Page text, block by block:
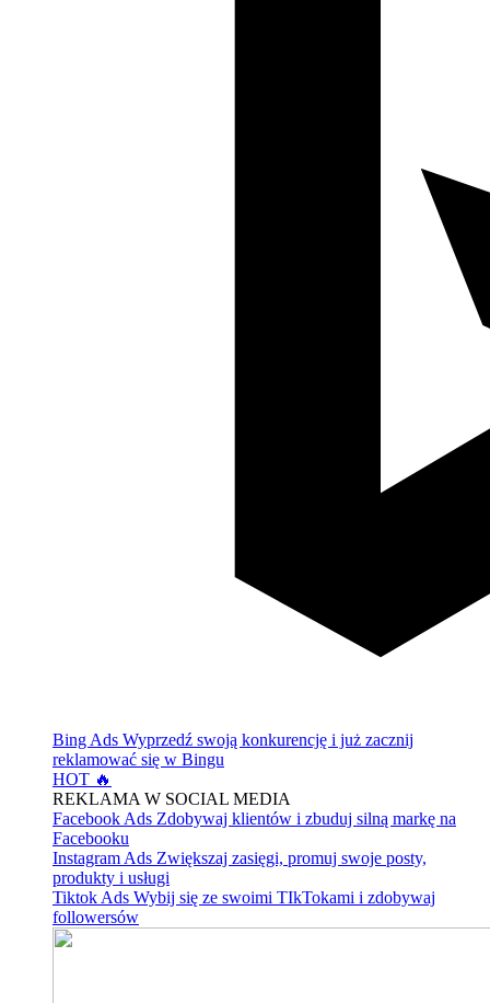
Bing Ads Wyprzedź swoją konkurencję i już zacznij
reklamować się w Bingu
HOT 🔥
REKLAMA W SOCIAL MEDIA
Facebook Ads Zdobywaj klientów i zbuduj silną markę na
Facebooku
Instagram Ads Zwiększaj zasięgi, promuj swoje posty,
produkty i usługi
Tiktok Ads Wybij się ze swoimi TIkTokami i zdobywaj
followersów